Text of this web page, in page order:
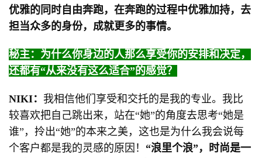
优雅的同时自由奔跑，在奔跑的过程中优雅加持，去
担当众多的身份，成就更多的事情。
秘主：为什么你身边的人那么享受你的安排和决定，
还都有“从来没有这么适合”的感觉？
NIKI： 我相信他们享受和交托的是我的专业。我比
较喜欢把自己跳出来，站在“她”的角度去思考“她是
谁”，拎出“她”的本来之美，这也是为什么我会说每
个客户都是我的灵感的原因！ “浪里个浪”，时尚是一